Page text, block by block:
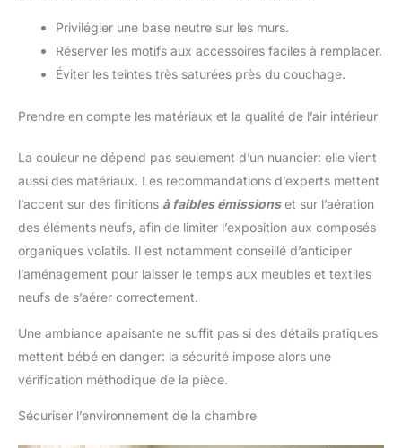
Privilégier une base neutre sur les murs.
Réserver les motifs aux accessoires faciles à remplacer.
Éviter les teintes très saturées près du couchage.
Prendre en compte les matériaux et la qualité de l’air intérieur
La couleur ne dépend pas seulement d’un nuancier: elle vient
aussi des matériaux. Les recommandations d’experts mettent
l’accent sur des finitions à faibles émissionset sur l’aération
des éléments neufs, afin de limiter l’exposition aux composés
organiques volatils. Il est notamment conseillé d’anticiper
l’aménagement pour laisser le temps aux meubles et textiles
neufs de s’aérer correctement.
Une ambiance apaisante ne suffit pas si des détails pratiques
mettent bébé en danger: la sécurité impose alors une
vérification méthodique de la pièce.
Sécuriser l’environnement de la chambre